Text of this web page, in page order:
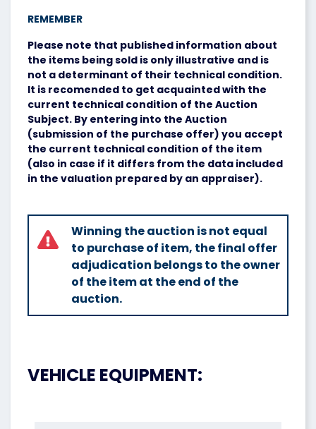
REMEMBER
Please note that published information about
the items being sold is only illustrative and is
not a determinant of their technical condition.
It is recomended to get acquainted with the
current technical condition of the Auction
Subject. By entering into the Auction
(submission of the purchase offer) you accept
the current technical condition of the item
(also in case if it differs from the data included
in the valuation prepared by an appraiser).
Winning the auction is not equal
to purchase of item, the final offer
adjudication belongs to the owner
of the item at the end of the
auction.
VEHICLE EQUIPMENT: